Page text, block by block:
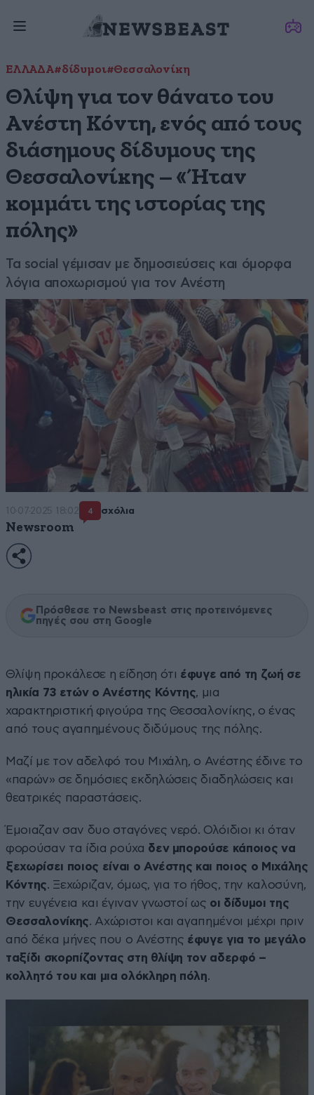
ΕΛΛΑΔΑ#δίδυμοι#Θεσσαλονίκη
Θλίψη για τον θάνατο του
Ανέστη Κόντη, ενός από τους
διάσημους δίδυμους της
Θεσσαλονίκης – «Ήταν
κομμάτι της ιστορίας της
πόλης»
Τα social γέμισαν με δημοσιεύσεις και όμορφα
λόγια αποχωρισμού για τον Ανέστη
10·07·2025 18:02 4 σχόλια
Newsroom
Πρόσθεσε το Newsbeast στις προτεινόμενες
πηγές σου στη Google
Θλίψη προκάλεσε η είδηση ότι έφυγε από τη ζωή σε
ηλικία 73 ετών ο Ανέστης Κόντης, μια
χαρακτηριστική φιγούρα της Θεσσαλονίκης, ο ένας
από τους αγαπημένους διδύμους της πόλης.
Μαζί με τον αδελφό του Μιχάλη, ο Ανέστης έδινε το
«παρών» σε δημόσιες εκδηλώσεις διαδηλώσεις και
θεατρικές παραστάσεις.
Έμοιαζαν σαν δυο σταγόνες νερό. Ολόιδιοι κι όταν
φορούσαν τα ίδια ρούχα δεν μπορούσε κάποιος να
ξεχωρίσει ποιος είναι ο Ανέστης και ποιος ο Μιχάλης
Κόντης. Ξεχώριζαν, όμως, για το ήθος, την καλοσύνη,
την ευγένεια και έγιναν γνωστοί ως οι δίδυμοι της
Θεσσαλονίκης. Αχώριστοι και αγαπημένοι μέχρι πριν
από δέκα μήνες που ο Ανέστης έφυγε για το μεγάλο
ταξίδι σκορπίζοντας στη θλίψη τον αδερφό –
κολλητό του και μια ολόκληρη πόλη.